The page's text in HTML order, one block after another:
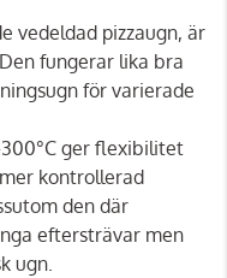
vedeldad pizzaugn, är
fungerar lika bra
för varierade
ger flexibilitet
kontrollerad
den där
eftersträvar men
ugn.